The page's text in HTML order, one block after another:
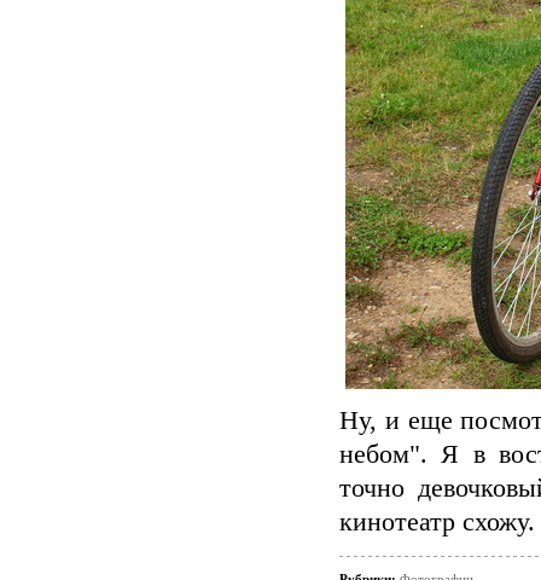
Ну, и еще
небом". Я в
точно
кинотеатр схожу.